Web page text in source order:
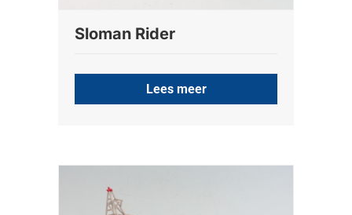
Sloman Rider
Lees meer